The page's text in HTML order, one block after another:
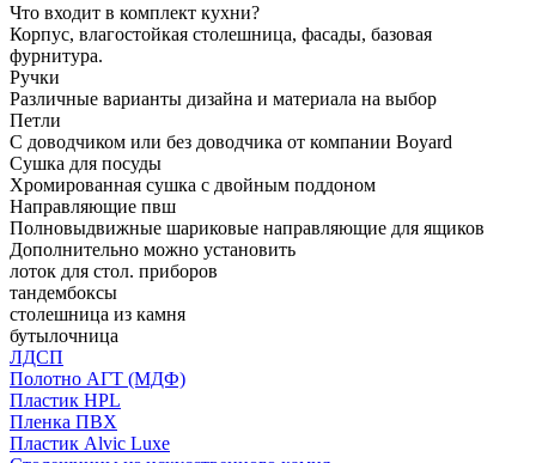
Что входит в комплект кухни?
Корпус, влагостойкая столешница, фасады, базовая
фурнитура.
Ручки
Различные варианты дизайна и материала на выбор
Петли
С доводчиком или без доводчика от компании Boyard
Сушка для посуды
Хромированная сушка с двойным поддоном
Направляющие пвш
Полновыдвижные шариковые направляющие для ящиков
Дополнительно можно установить
лоток для стол. приборов
тандембоксы
столешница из камня
бутылочница
ЛДСП
Полотно АГТ (МДФ)
Пластик HPL
Пленка ПВХ
Пластик Alvic Luxe